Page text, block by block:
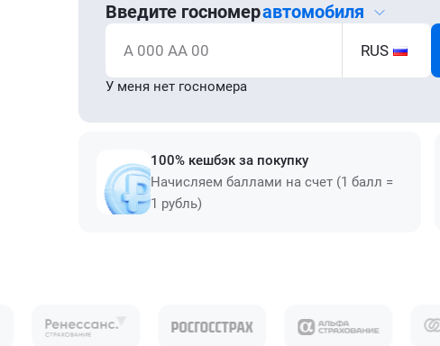
Введите госномеравтомобиля
А 000 АА 00 RUS
У меня нет госномера
100% кешбэк за покупку
Начисляем баллами на счет (1 балл =
1 рубль)